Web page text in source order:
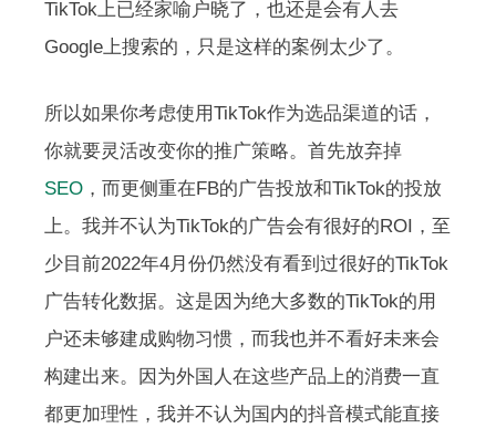
TikTok上已经家喻户晓了，也还是会有人去
Google上搜索的，只是这样的案例太少了。
所以如果你考虑使用TikTok作为选品渠道的话，
你就要灵活改变你的推广策略。首先放弃掉
SEO ，而更侧重在FB的广告投放和TikTok的投放
上。我并不认为TikTok的广告会有很好的ROI，至
少目前2022年4月份仍然没有看到过很好的TikTok
广告转化数据。这是因为绝大多数的TikTok的用
户还未够建成购物习惯，而我也并不看好未来会
构建出来。因为外国人在这些产品上的消费一直
都更加理性，我并不认为国内的抖音模式能直接